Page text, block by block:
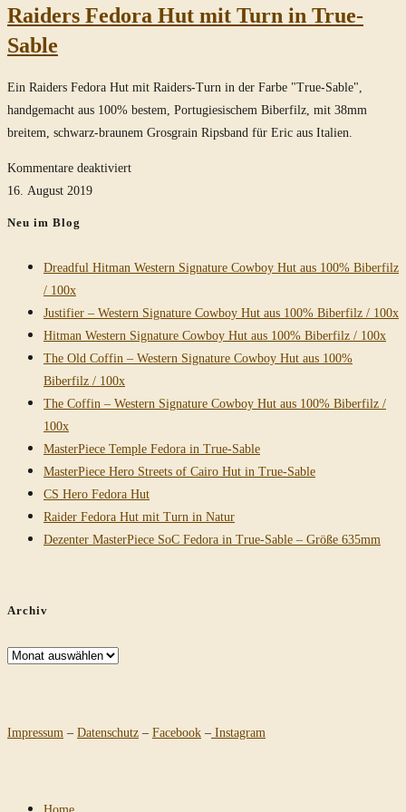
Raiders Fedora Hut mit Turn in True-
Sable
Ein Raiders Fedora Hut mit Raiders-Turn in der Farbe "True-Sable",
handgemacht aus 100% bestem, Portugiesischem Biberfilz, mit 38mm
breitem, schwarz-braunem Grosgrain Ripsband für Eric aus Italien.
Kommentare deaktiviertfür
True-
Sable
16. August 2019
Neu im Blog
Dreadful Hitman Western Signature Cowboy Hut aus 100% Biberfilz
/ 100x
Justifier – Western Signature Cowboy Hut aus 100% Biberfilz / 100x
Hitman Western Signature Cowboy Hut aus 100% Biberfilz / 100x
The Old Coffin – Western Signature Cowboy Hut aus 100%
Biberfilz / 100x
The Coffin – Western Signature Cowboy Hut aus 100% Biberfilz /
100x
MasterPiece Temple Fedora in True-Sable
MasterPiece Hero Streets of Cairo Hut in True-Sable
CS Hero Fedora Hut
Raider Fedora Hut mit Turn in Natur
Dezenter MasterPiece SoC Fedora in True-Sable – Größe 635mm
Archiv
Archiv
Impressum – Datenschutz – Facebook – Instagram